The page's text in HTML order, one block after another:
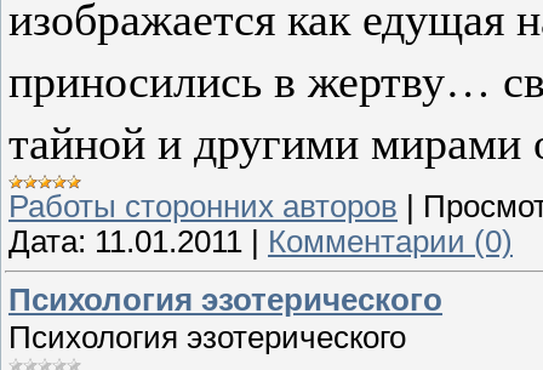
изображается как едущая
приносились в жертву…
тайной и другими
Работы сторонних авторов
Дата: 11.01.2011
Комментарии (0)
Психология эзотерического
Психология эзотерического